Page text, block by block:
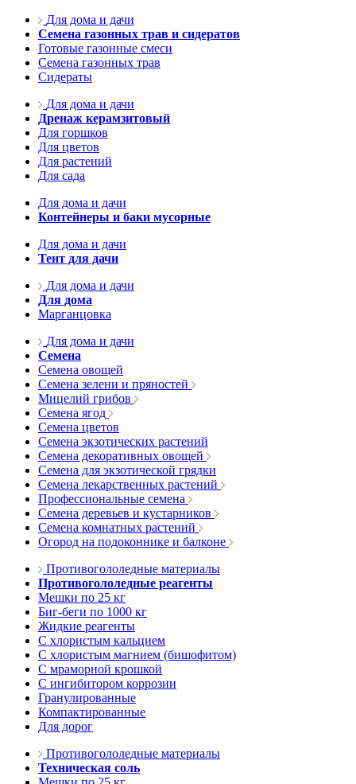
Для дома и дачи
Семена газонных трав и сидератов
Готовые газонные смеси
Семена газонных трав
Сидераты
Для дома и дачи
Дренаж керамзитовый
Для горшков
Для цветов
Для растений
Для сада
Для дома и дачи
Контейнеры и баки мусорные
Для дома и дачи
Тент для дачи
Для дома и дачи
Для дома
Марганцовка
Для дома и дачи
Семена
Семена овощей
Семена зелени и пряностей
Мицелий грибов
Семена ягод
Семена цветов
Семена экзотических растений
Семена декоративных овощей
Семена для экзотической грядки
Семена лекарственных растений
Профессиональные семена
Семена деревьев и кустарников
Семена комнатных растений
Огород на подоконнике и балконе
Противогололедные материалы
Противогололедные реагенты
Мешки по 25 кг
Биг-беги по 1000 кг
Жидкие реагенты
С хлористым кальцием
С хлористым магнием (бишофитом)
С мраморной крошкой
С ингибитором коррозии
Гранулированные
Компактированные
Для дорог
Противогололедные материалы
Техническая соль